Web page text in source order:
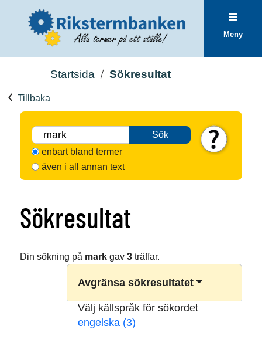
Meny
Startsida Sökresultat
Tillbaka
Sök
enbart bland termer
även i all annan text
Sökresultat
Din sökning på markgav 3träffar.
Avgränsa sökresultatet
Välj källspråk för sökordet
engelska (3)